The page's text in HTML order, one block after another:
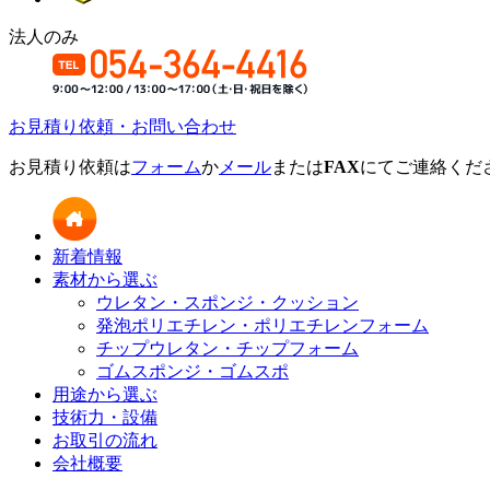
法人のみ
お見積り依頼・お問い合わせ
お見積り依頼はフォームか メールまたはFAXにてご連絡くだ
新着情報
素材から選ぶ
ウレタン・スポンジ・クッション
発泡ポリエチレン・ポリエチレンフォーム
チップウレタン・チップフォーム
ゴムスポンジ・ゴムスポ
用途から選ぶ
技術力・設備
お取引の流れ
会社概要